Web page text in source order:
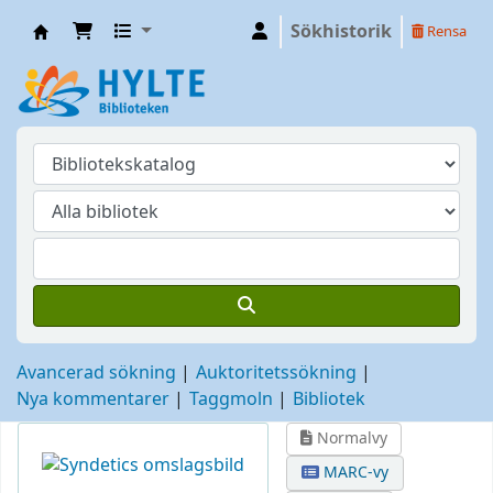
Sökhistorik Rensa
Avancerad sökning
Auktoritetssökning
Nya kommentarer
Taggmoln Bibliotek
Normalvy
MARC-vy